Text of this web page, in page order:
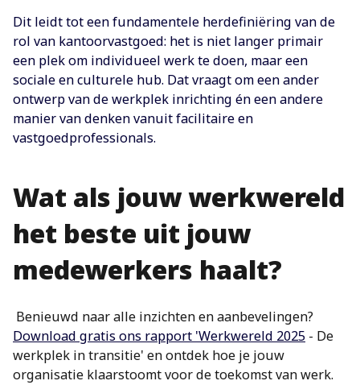
Dit leidt tot een fundamentele herdefiniëring van de
rol van kantoorvastgoed: het is niet langer primair
een plek om individueel werk te doen, maar een
sociale en culturele hub. Dat vraagt om een ander
ontwerp van de werkplek inrichting én een andere
manier van denken vanuit facilitaire en
vastgoedprofessionals.
Wat als jouw werkwereld
het beste uit jouw
medewerkers haalt?
Benieuwd naar alle inzichten en aanbevelingen?
Download gratis ons rapport 'Werkwereld 2025 - De
werkplek in transitie' en ontdek hoe je jouw
organisatie klaarstoomt voor de toekomst van werk.